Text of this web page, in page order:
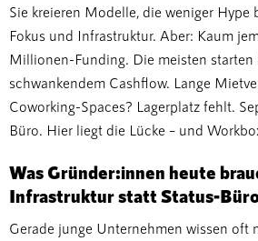
Sie kreieren Modelle, die weniger Hype
Fokus und Infrastruktur. Aber: Kaum
Millionen-Funding. Die meisten starten
schwankendem Cashflow. Lange
Coworking-Spaces? Lagerplatz fehlt.
Büro. Hier liegt die Lücke – und
Was Gründer:innen heute
Infrastruktur statt Status-
Gerade junge Unternehmen wissen oft